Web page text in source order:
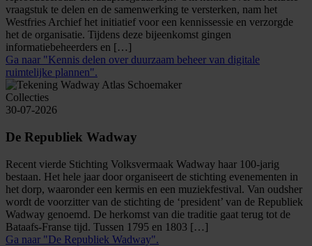
vraagstuk te delen en de samenwerking te versterken, nam het
Westfries Archief het initiatief voor een kennissessie en verzorgde
het de organisatie. Tijdens deze bijeenkomst gingen
informatiebeheerders en […]
Ga naar "Kennis delen over duurzaam beheer van digitale
ruimtelijke plannen".
Collecties
30-07-2026
De Republiek Wadway
Recent vierde Stichting Volksvermaak Wadway haar 100-jarig
bestaan. Het hele jaar door organiseert de stichting evenementen in
het dorp, waaronder een kermis en een muziekfestival. Van oudsher
wordt de voorzitter van de stichting de ‘president’ van de Republiek
Wadway genoemd. De herkomst van die traditie gaat terug tot de
Bataafs-Franse tijd. Tussen 1795 en 1803 […]
Ga naar "De Republiek Wadway".